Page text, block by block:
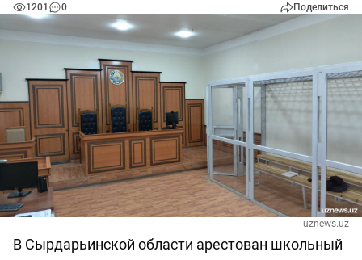
1201 0 Поделиться
uznews.uz
В Сырдарьинской области арестован школьный